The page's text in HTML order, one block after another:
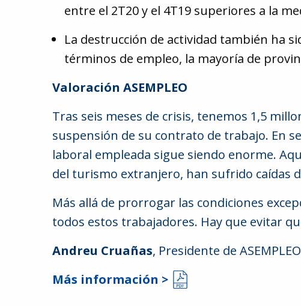
entre el 2T20 y el 4T19 superiores a la
La destrucción de actividad también ha
términos de empleo, la mayoría de
Valoración ASEMPLEO
Tras seis meses de crisis, tenemos 1,5
suspensión de su contrato de trabajo. En
laboral empleada sigue siendo enorme.
del turismo extranjero, han sufrido caídas
Más allá de prorrogar las condiciones
todos estos trabajadores. Hay que evitar
Andreu Cruañas, Presidente de ASEMPLEO
Más información >